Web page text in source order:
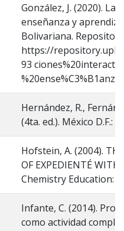
González, J. (2020).
enseñanza y
Bolivariana.
https://
93
Hernández, R.,
(4ta. ed.). México D.F.:
Hofstein, A. (2004).
OF EXPEDIENTÉ
Chemistry Education:
Infante, C. (2014).
como actividad